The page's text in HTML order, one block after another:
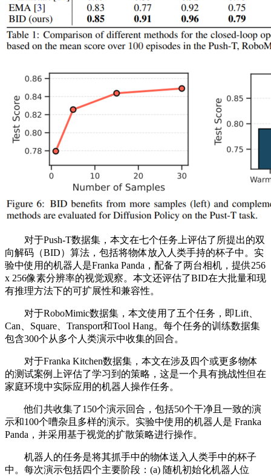
对于Push-T数据集，本文在七个任务上评估了所提出的双
向解码（BID）算法，包括将物体放入人类手持的杯子中。实
验中使用的机器人是Franka Panda，配备了两台相机，提供256
x 256像素分辨率的视觉观察。本文还评估了BID在大批量和现
有推理方法下的可扩展性和兼容性。
对于RoboMimic数据集，本文使用了五个任务，即Lift、
Can、Square、Transport和Tool Hang。每个任务的训练数据集
包含300个从多个人类演示中收集的回合。
对于Franka Kitchen数据集，本文在涉及四个或更多物体
的测试案例上评估了学习到的策略，这是一个具有挑战性但在
家庭环境中实际应用的机器人操作任务。
他们共收集了150个演示回合，包括50个干净且一致的演
示和100个嘈杂且多样的演示。实验中使用的机器人是 Franka
Panda，并采用基于视觉的扩散策略进行操作。
机器人的任务是将其抓手中的物体送入人类手中的杯子
中。每次演示包括四个主要阶段：(a) 随机初始化机器人位